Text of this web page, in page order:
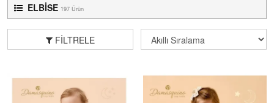
ELBİSE 197 Ürün
FILTRELE